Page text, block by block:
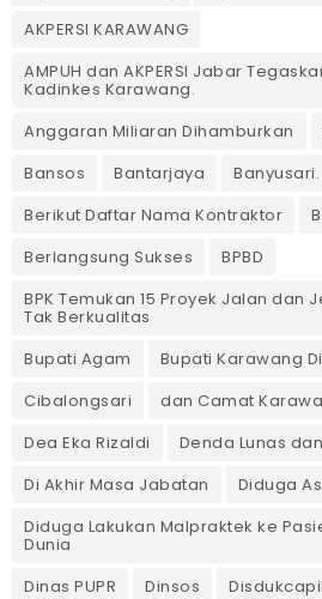
AKPERSI KARAWANG
AMPUH dan AKPERSI Jabar
Kadinkes Karawang.
Anggaran Miliaran Dihamburkan
Bansos
Bantarjaya
Banyusari.
Berikut Daftar Nama Kontraktor
Berlangsung Sukses
BPBD
BPK Temukan 15 Proyek Jalan dan
Tak Berkualitas
Bupati Agam
Bupati Karawang
Cibalongsari
dan Camat
Dea Eka Rizaldi
Denda Lunas
‎Di Akhir Masa Jabatan
Diduga
Diduga Lakukan Malpraktek ke
Dunia
Dinas PUPR
Dinsos Disdukcapil